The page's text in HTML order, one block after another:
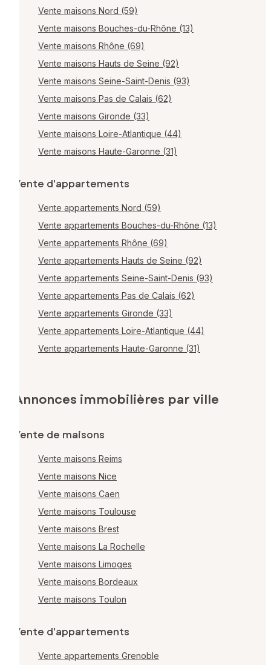
Vente maisons Nord (59)
Vente maisons Bouches-du-Rhône (13)
Vente maisons Rhône (69)
Vente maisons Hauts de Seine (92)
Vente maisons Seine-Saint-Denis (93)
Vente maisons Pas de Calais (62)
Vente maisons Gironde (33)
Vente maisons Loire-Atlantique (44)
Vente maisons Haute-Garonne (31)
Vente d'appartements
Vente appartements Nord (59)
Vente appartements Bouches-du-Rhône (13)
Vente appartements Rhône (69)
Vente appartements Hauts de Seine (92)
Vente appartements Seine-Saint-Denis (93)
Vente appartements Pas de Calais (62)
Vente appartements Gironde (33)
Vente appartements Loire-Atlantique (44)
Vente appartements Haute-Garonne (31)
Annonces immobilières par ville
Vente de maisons
Vente maisons Reims
Vente maisons Nice
Vente maisons Caen
Vente maisons Toulouse
Vente maisons Brest
Vente maisons La Rochelle
Vente maisons Limoges
Vente maisons Bordeaux
Vente maisons Toulon
Vente d'appartements
Vente appartements Grenoble